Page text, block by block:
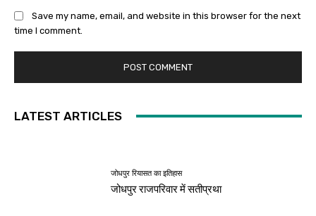
Save my name, email, and website in this browser for the next
time I comment.
LATEST ARTICLES
जोधपुर रियासत का इतिहास
जोधपुर राजपरिवार में सतीप्रथा